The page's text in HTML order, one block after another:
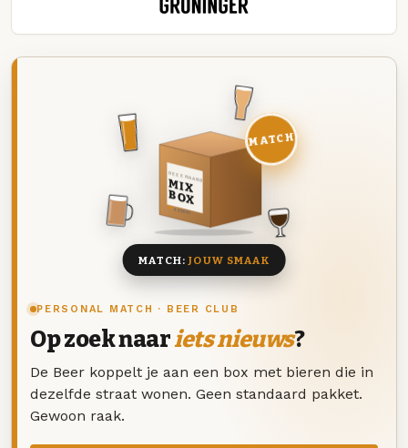
PERSONAL MATCH · BEER CLUB
Op zoek naariets nieuws?
De Beer koppelt je aan een box met bieren die in
dezelfde straat wonen. Geen standaard pakket.
Gewoon raak.
DEZE MAAND
MIX
BOX
8 BIEREN
MATCH
MATCH:JOUW SMAAK